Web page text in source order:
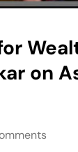
on